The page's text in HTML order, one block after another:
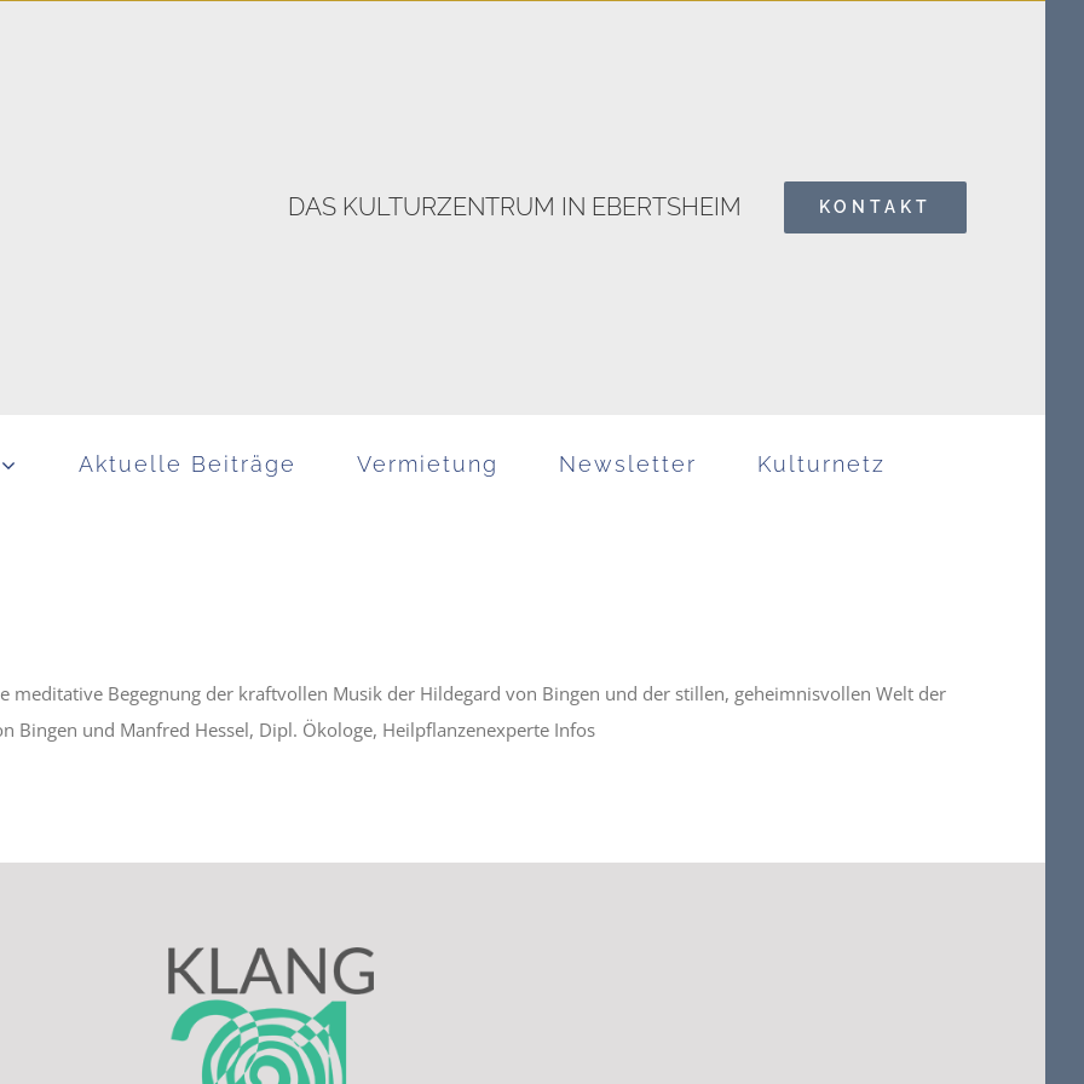
DAS KULTURZENTRUM IN EBERTSHEIM
Search
KONTAKT
Aktuelle Beiträge Vermietung Newsletter Kulturnetz
meditative Begegnung der kraftvollen Musik der Hildegard von Bingen und der stillen, geheimnisvollen Welt der
Bingen und Manfred Hessel, Dipl. Ökologe, Heilpflanzenexperte Infos